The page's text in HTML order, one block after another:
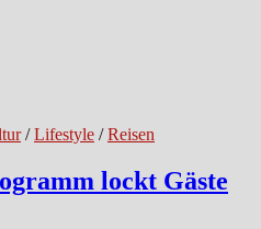
/Lifestyle /Reisen
lockt Gäste